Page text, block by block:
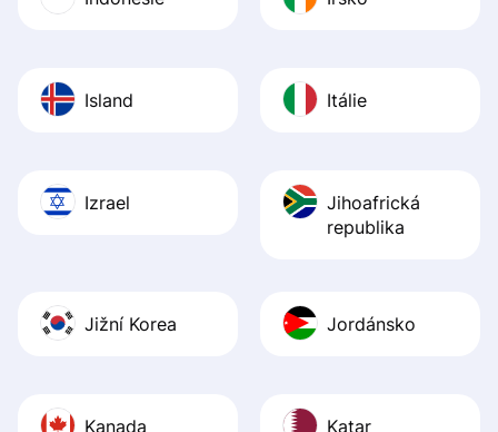
Island Itálie
Izrael
Jihoafrická
republika
Jižní Korea Jordánsko
Kanada Katar